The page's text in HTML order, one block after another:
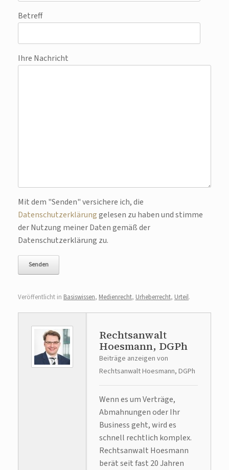
Betreff
Ihre Nachricht
Bitte lasse dieses Feld leer.
Mit dem "Senden" versichere ich, die
Datenschutzerklärunggelesen zu haben und stimme
der Nutzung meiner Daten gemäß der
Datenschutzerklärung zu.
Veröffentlicht in Basiswissen, Medienrecht, Urheberrecht, Urteil.
Rechtsanwalt
Hoesmann, DGPh
Beiträge anzeigen von
Rechtsanwalt Hoesmann, DGPh
Wenn es um Verträge,
Abmahnungen oder Ihr
Business geht, wird es
schnell rechtlich komplex.
Rechtsanwalt Hoesmann
berät seit fast 20 Jahren